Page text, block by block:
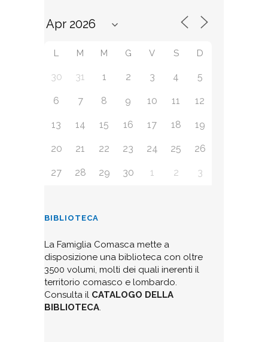
L M M G V S D
30 31 1 2 3 4 5
6 7 8 9 10 11 12
13 14 15 16 17 18 19
20 21 22 23 24 25 26
27 28 29 30 1 2 3
BIBLIOTECA
La Famiglia Comasca mette a
disposizione una biblioteca con oltre
3500 volumi, molti dei quali inerenti il
territorio comasco e lombardo.
Consulta il CATALOGO DELLA
BIBLIOTECA.